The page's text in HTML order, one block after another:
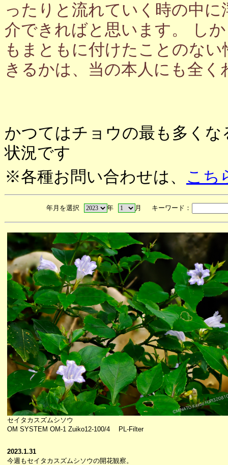
ったりと流れていく時の中
介できればと思います。 し
もまともに付けたことのな
きるかは、当の本人にも全く
かつてはチョウの最も多く
状況です
※各種お問い合わせは、 こち
年月を選択 年 月 キーワード：
セイタカスズムシソウ
OM SYSTEM OM-1 Zuiko12-100/4 PL-Filter
2023.1.31
今週もセイタカスズムシソウの開花観察。